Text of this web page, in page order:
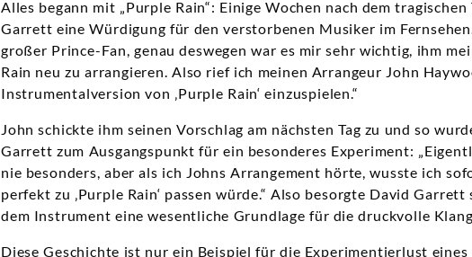
Alles begann mit „Purple Rain“: Einige Wochen nach dem
Garrett eine Würdigung für den verstorbenen Musiker im
großer Prince-Fan, genau deswegen war es mir sehr wichtig, ihm
Rain neu zu arrangieren. Also rief ich meinen Arrangeur John
Instrumentalversion von ‚Purple Rain‘ einzuspielen.“
John schickte ihm seinen Vorschlag am nächsten Tag zu und so
Garrett zum Ausgangspunkt für ein besonderes Experiment:
nie besonders, aber als ich Johns Arrangement hörte, wusste ich
perfekt zu ‚Purple Rain‘ passen würde.“ Also besorgte David
dem Instrument eine wesentliche Grundlage für die druckvolle
Diese Geschichte ist nur ein Beispiel für die Experimentierlust